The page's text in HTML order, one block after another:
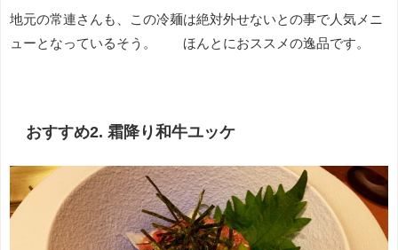
地元の常連さんも、この冷麺は絶対外せないとの事で人気メニ
ューとなっているそう。 ほんとにおススメの逸品です。
おすすめ2. 霜降り和牛ユッケ